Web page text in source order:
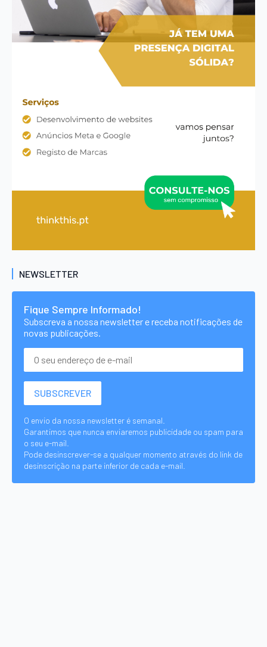
NEWSLETTER
Fique Sempre Informado!
Subscreva a nossa newsletter e receba notificações de
novas publicações.
O envio da nossa newsletter é semanal.
Garantimos que nunca enviaremos publicidade ou spam para
o seu e-mail.
Pode desinscrever-se a qualquer momento através do link de
desinscrição na parte inferior de cada e-mail.